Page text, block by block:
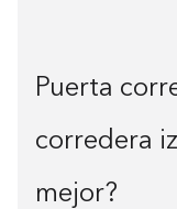
Puerta
corredera
mejor?